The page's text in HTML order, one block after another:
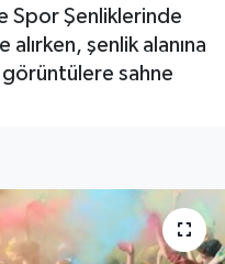
Spor Şenliklerinde
şenlik alanına
sahne